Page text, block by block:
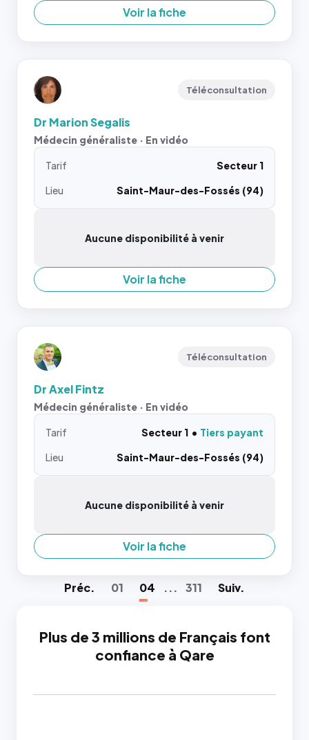
Voir la fiche
Téléconsultation
Dr Marion Segalis
Médecin généraliste · En vidéo
Tarif
Secteur 1
Lieu
Saint-Maur-des-Fossés (94)
Aucune disponibilité à venir
Voir la fiche
Téléconsultation
Dr Axel Fintz
Médecin généraliste · En vidéo
Tarif Secteur 1
Tiers payant
Lieu
Saint-Maur-des-Fossés (94)
Aucune disponibilité à venir
Voir la fiche
Préc. 01 04 ... 311 Suiv.
Plus de 3 millions de Français font
confiance à Qare